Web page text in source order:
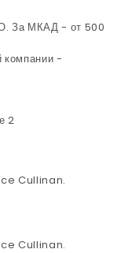
За МКАД - от 500
компании -
2
Cullinan.
Cullinan.